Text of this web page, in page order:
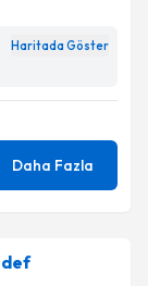
Daha Fazla